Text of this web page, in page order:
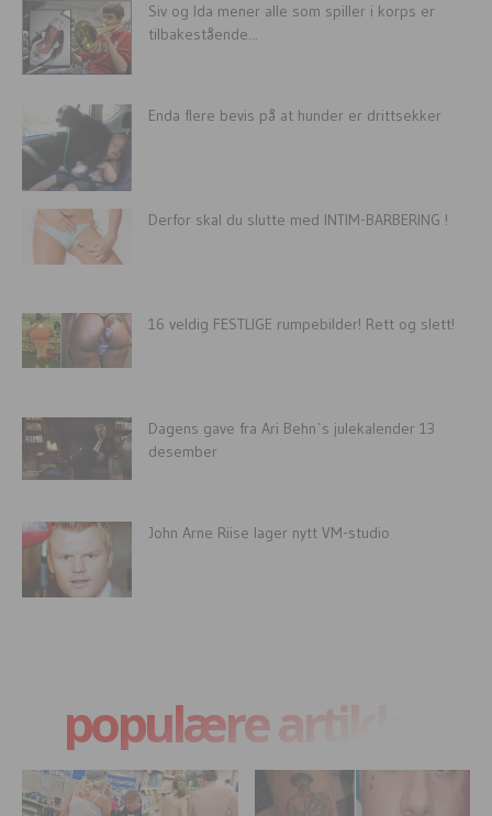
Siv og Ida mener alle som spiller i korps er
tilbakestående...
Enda flere bevis på at hunder er drittsekker
Derfor skal du slutte med INTIM-BARBERING !
16 veldig FESTLIGE rumpebilder! Rett og slett!
Dagens gave fra Ari Behn`s julekalender 13
desember
John Arne Riise lager nytt VM-studio
populære artikler